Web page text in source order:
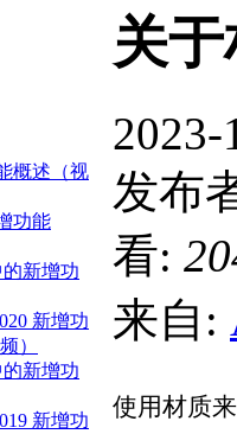
概述（视
功能
的新增功
新增功
）
的新增功
新增功
关
2023-
发布
看:
来自:
使用材质